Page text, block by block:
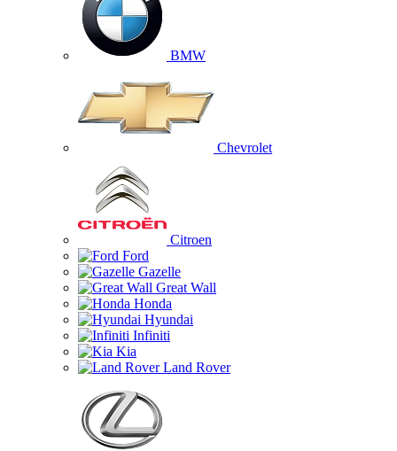
BMW
Chevrolet
Citroen
Ford
Gazelle
Great Wall
Honda
Hyundai
Infiniti
Kia
Land Rover